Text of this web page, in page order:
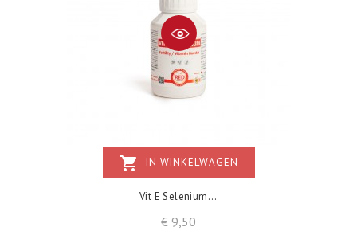
shopping_cart IN WINKELWAGEN
Vit E Selenium...
€ 9,50